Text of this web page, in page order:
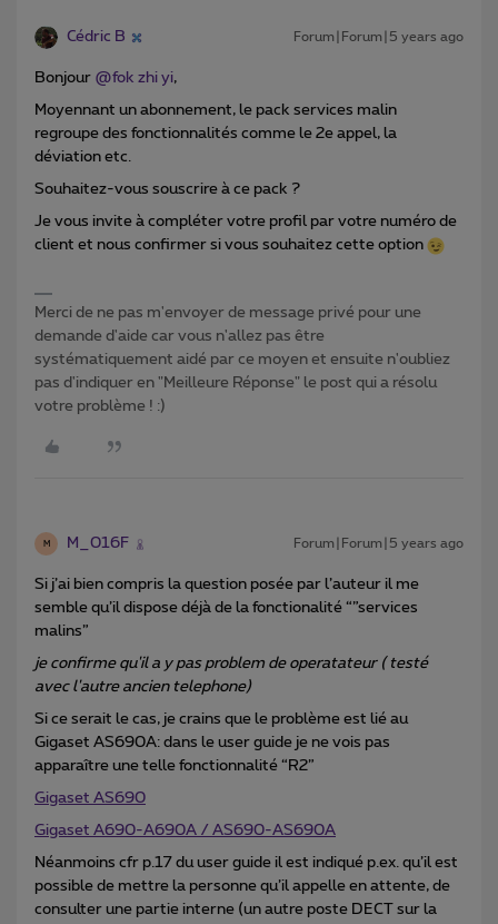
Cédric B Forum|Forum|5 years ago
Bonjour @fok zhi yi,
Moyennant un abonnement, le pack services malin
regroupe des fonctionnalités comme le 2e appel, la
déviation etc.
Souhaitez-vous souscrire à ce pack ?
Je vous invite à compléter votre profil par votre numéro de
client et nous confirmer si vous souhaitez cette option
Merci de ne pas m'envoyer de message privé pour une
demande d'aide car vous n'allez pas être
systématiquement aidé par ce moyen et ensuite n'oubliez
pas d'indiquer en "Meilleure Réponse" le post qui a résolu
votre problème ! :)
M M_016F Forum|Forum|5 years ago
Si j’ai bien compris la question posée par l’auteur il me
semble qu’il dispose déjà de la fonctionalité “”services
malins”
je confirme qu'il a y pas problem de operatateur ( testé
avec l'autre ancien telephone)
Si ce serait le cas, je crains que le problème est lié au
Gigaset AS690A: dans le user guide je ne vois pas
apparaître une telle fonctionnalité “R2”
Gigaset AS690
Gigaset A690-A690A / AS690-AS690A
Néanmoins cfr p.17 du user guide il est indiqué p.ex. qu’il est
possible de mettre la personne qu’il appelle en attente, de
consulter une partie interne (un autre poste DECT sur la